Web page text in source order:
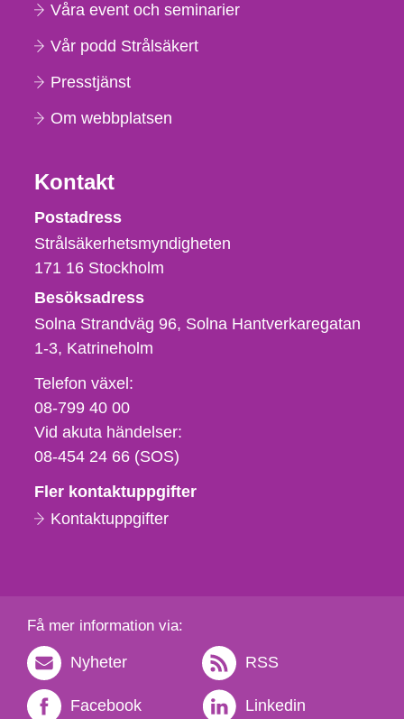
Våra event och seminarier
Vår podd Strålsäkert
Presstjänst
Om webbplatsen
Kontakt
Strålsäkerhetsmyndigheten
Postadress
Strålsäkerhetsmyndigheten
171 16 Stockholm
Besöksadress
Solna Strandväg 96, Solna Hantverkaregatan
1-3 Katrineholm
Telefon,
fax
och
e-
Telefon växel:
08-799 40 00
Vid akuta händelser:
08-454 24 66 (SOS)
Fler kontaktuppgifter
Kontaktuppgifter
Få mer information via:
Nyheter RSS
Facebook Linkedin